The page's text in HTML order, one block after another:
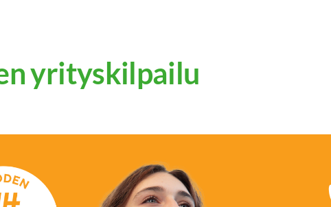
yrityskilpailu